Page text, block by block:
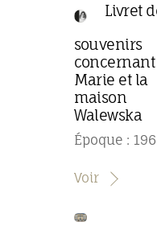
Livret
souvenirs
concernant
Marie et la
maison
Walewska
Époque :
Voir